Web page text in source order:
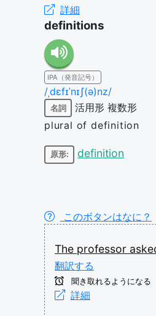
詳細
definitions
IPA（発音記号）
/ˌdɛfɪˈnɪʃ(ə)nz/
名詞 活用形 複数形
plural of definition
原形: definition
このボタンはなに？
The professor
翻訳する
聞き取れるようになる
詳細